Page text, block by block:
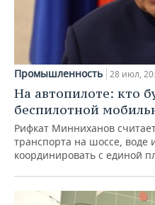
Промышленность 28 июл,
На автопилоте: кто
беспилотной
Рифкат Минниханов
транспорта на шоссе, воде
координировать с единой